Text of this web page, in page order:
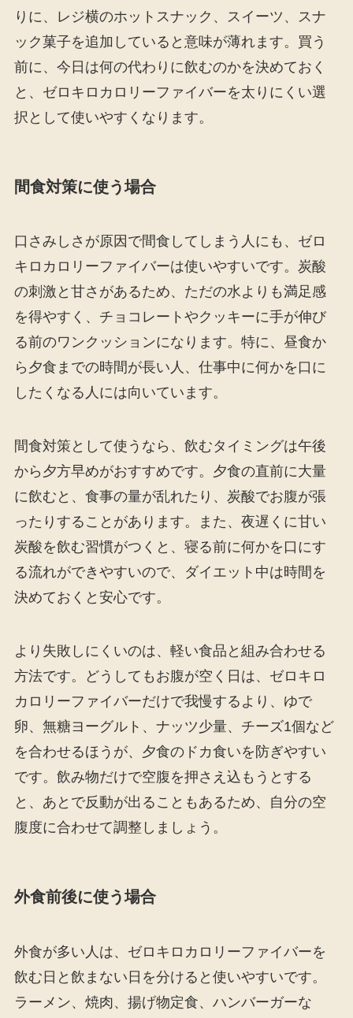
りに、レジ横のホットスナック、スイーツ、スナ
ック菓子を追加していると意味が薄れます。買う
前に、今日は何の代わりに飲むのかを決めておく
と、ゼロキロカロリーファイバーを太りにくい選
択として使いやすくなります。
間食対策に使う場合
口さみしさが原因で間食してしまう人にも、ゼロ
キロカロリーファイバーは使いやすいです。炭酸
の刺激と甘さがあるため、ただの水よりも満足感
を得やすく、チョコレートやクッキーに手が伸び
る前のワンクッションになります。特に、昼食か
ら夕食までの時間が長い人、仕事中に何かを口に
したくなる人には向いています。
間食対策として使うなら、飲むタイミングは午後
から夕方早めがおすすめです。夕食の直前に大量
に飲むと、食事の量が乱れたり、炭酸でお腹が張
ったりすることがあります。また、夜遅くに甘い
炭酸を飲む習慣がつくと、寝る前に何かを口にす
る流れができやすいので、ダイエット中は時間を
決めておくと安心です。
より失敗しにくいのは、軽い食品と組み合わせる
方法です。どうしてもお腹が空く日は、ゼロキロ
カロリーファイバーだけで我慢するより、ゆで
卵、無糖ヨーグルト、ナッツ少量、チーズ1個など
を合わせるほうが、夕食のドカ食いを防ぎやすい
です。飲み物だけで空腹を押さえ込もうとする
と、あとで反動が出ることもあるため、自分の空
腹度に合わせて調整しましょう。
外食前後に使う場合
外食が多い人は、ゼロキロカロリーファイバーを
飲む日と飲まない日を分けると使いやすいです。
ラーメン、焼肉、揚げ物定食、ハンバーガーな